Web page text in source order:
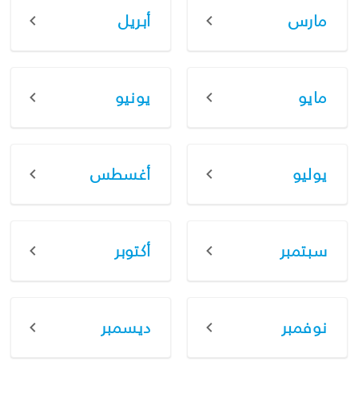
مارس أبريل
مايو يونيو
يوليو أغسطس
سبتمبر أكتوبر
نوفمبر ديسمبر